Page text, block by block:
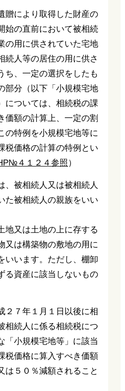
贈により取得した財産の
始の直前において被相続
の用に供されていた宅地
人等の居住の用に供さ
ち、一定の選択をしたも
部分（以下「小規模宅地
については、相続税の課
価額の計算上、一定の割
の特例を小規模宅地等に
税価格の計算の特例とい
４１２４参照 ）
被相続人又は被相続人
た被相続人の親族をいい
地又は土地の上に存する
又は構築物の敷地の用に
いいます。ただし、棚卸
る資産に該当しないもの
２７年１月１日以後に相
相続人に係る相続税につ
「小規模宅地等」に該当
税価格に算入すべき価額
は５０％減額されること